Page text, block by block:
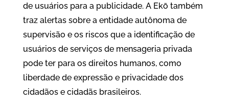
de usuários para a publicidade. A Ekō também
traz alertas sobre a entidade autônoma de
supervisão e os riscos que a identificação de
usuários de serviços de mensageria privada
pode ter para os direitos humanos, como
liberdade de expressão e privacidade dos
cidadãos e cidadãs brasileiros.